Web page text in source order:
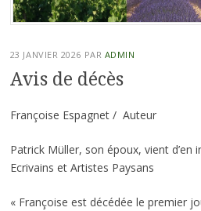
23 JANVIER 2026 PAR ADMIN
Avis de décès
Françoise Espagnet / Auteur
Patrick Müller, son époux, vient d’en
Ecrivains et Artistes Paysans
« Françoise est décédée le premier